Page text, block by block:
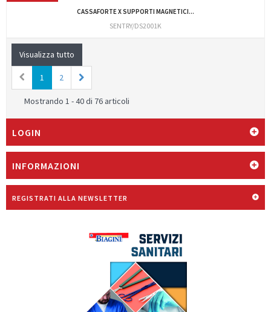
CASSAFORTE X SUPPORTI MAGNETICI...
SENTRY/DS2001K
Visualizza tutto
1 2
Mostrando 1 - 40 di 76 articoli
LOGIN
INFORMAZIONI
REGISTRATI ALLA NEWSLETTER